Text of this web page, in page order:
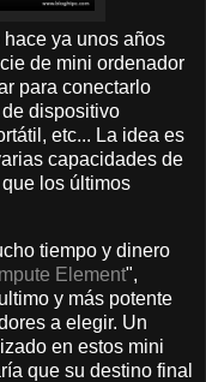
ya unos años
de mini ordenador
para conectarlo
dispositivo
etc... La idea es
capacidades de
los últimos
tiempo y dinero
Element",
y más potente
a elegir. Un
en estos mini
que su destino final